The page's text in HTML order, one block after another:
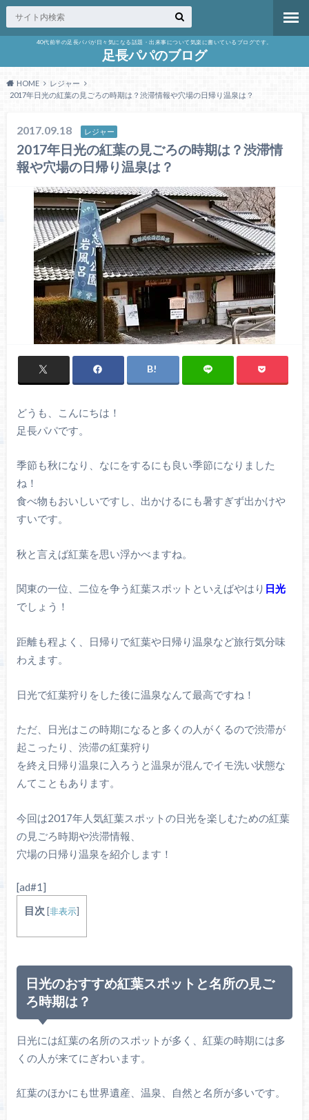
40代前半の足長パパが日々気になる話題・出来事について気楽に書いているブログです。
足長パパのブログ
HOME
レジャー
2017年日光の紅葉の見ごろの時期は？渋滞情報や穴場の日帰り温泉は？
2017.09.18 レジャー
2017年日光の紅葉の見ごろの時期は？渋滞情
報や穴場の日帰り温泉は？
どうも、こんにちは！
足長パパです。
季節も秋になり、なにをするにも良い季節になりました
ね！
食べ物もおいしいですし、出かけるにも暑すぎず出かけや
すいです。
秋と言えば紅葉を思い浮かべますね。
関東の一位、二位を争う紅葉スポットといえばやはり 日光
でしょう！
距離も程よく、日帰りで紅葉や日帰り温泉など旅行気分味
わえます。
日光で紅葉狩りをした後に温泉なんて最高ですね！
ただ、日光はこの時期になると多くの人がくるので渋滞が
起こったり、渋滞の紅葉狩り
を終え日帰り温泉に入ろうと温泉が混んでイモ洗い状態な
んてこともあります。
今回は2017年人気紅葉スポットの日光を楽しむための紅葉
の見ごろ時期や渋滞情報、
穴場の日帰り温泉を紹介します！
[ad#1]
目次 [非表示]
日光のおすすめ紅葉スポットと名所の見ご
ろ時期は？
日光には紅葉の名所のスポットが多く、紅葉の時期には多
くの人が来てにぎわいます。
紅葉のほかにも世界遺産、温泉、自然と名所が多いです。